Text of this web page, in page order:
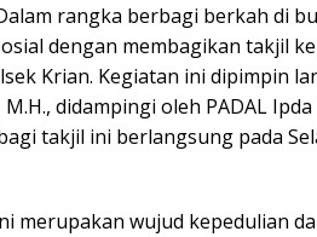
rangka berbagi berkah di
dengan membagikan takjil
Krian. Kegiatan ini dipimpin
didampingi oleh PADAL Ipda
takjil ini berlangsung pada
merupakan wujud kepedulian